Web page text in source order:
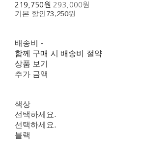
219,750원 293,000원
기본 할인73,250원
배송비 -
함께 구매 시 배송비 절약
상품 보기
추가 금액
색상
선택하세요.
선택하세요.
블랙